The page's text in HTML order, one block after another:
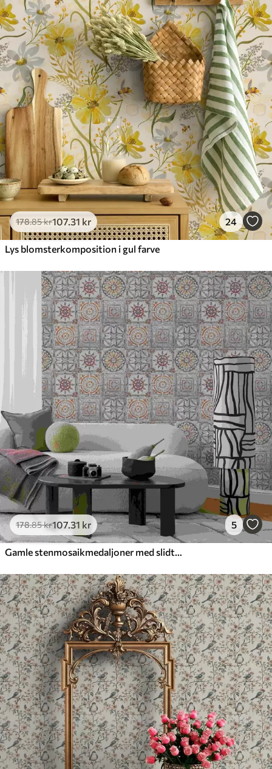
Anvendelsesmetode Problemfri anvendelse
Tilgængelige materialer
Standard
365 .00219.00kr/m²
Premium
448 .33 269.00kr/m²
Premium vinyl
516.67310.00kr/m²
178.85kr107.31 kr 24
Lys blomsterkomposition i gul farve
178.85kr107.31 kr 5
Gamle stenmosaikmedaljoner med slidte detaljer